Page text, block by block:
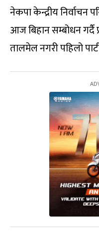
नेकपा केन्द्रीय
आज बिहान सम्बोधन
तालमेल नगरी पहिलो